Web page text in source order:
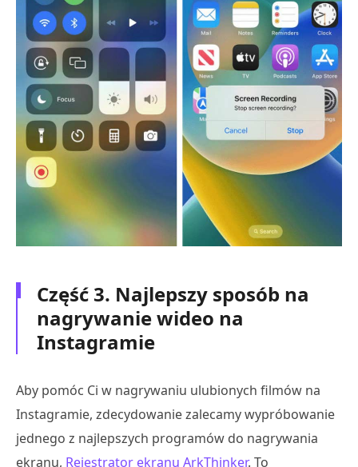
Część 3. Najlepszy sposób na
nagrywanie wideo na
Instagramie
Aby pomóc Ci w nagrywaniu ulubionych filmów na
Instagramie, zdecydowanie zalecamy wypróbowanie
jednego z najlepszych programów do nagrywania
ekranu, Rejestrator ekranu ArkThinker. To